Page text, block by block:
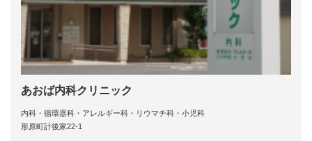
あおば内科クリニック
内科・循環器科・アレルギー科・リウマチ科・小児科
形原町計後家22-1